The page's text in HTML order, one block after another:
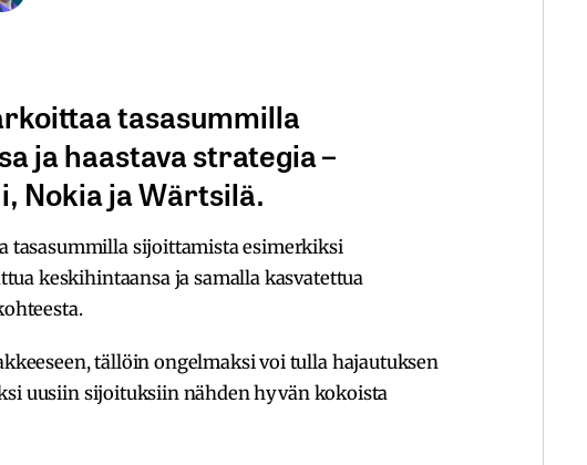
tasasummilla
ja haastava strategia –
Nokia ja Wärtsilä.
tasasummilla sijoittamista esimerkiksi
keskihintaansa ja samalla kasvatettua
tällöin ongelmaksi voi tulla hajautuksen
uusiin sijoituksiin nähden hyvän kokoista